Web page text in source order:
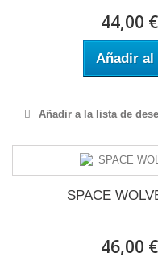
44,00 €
Añadir
Añadir a la lista de
SPACE
46,00 €